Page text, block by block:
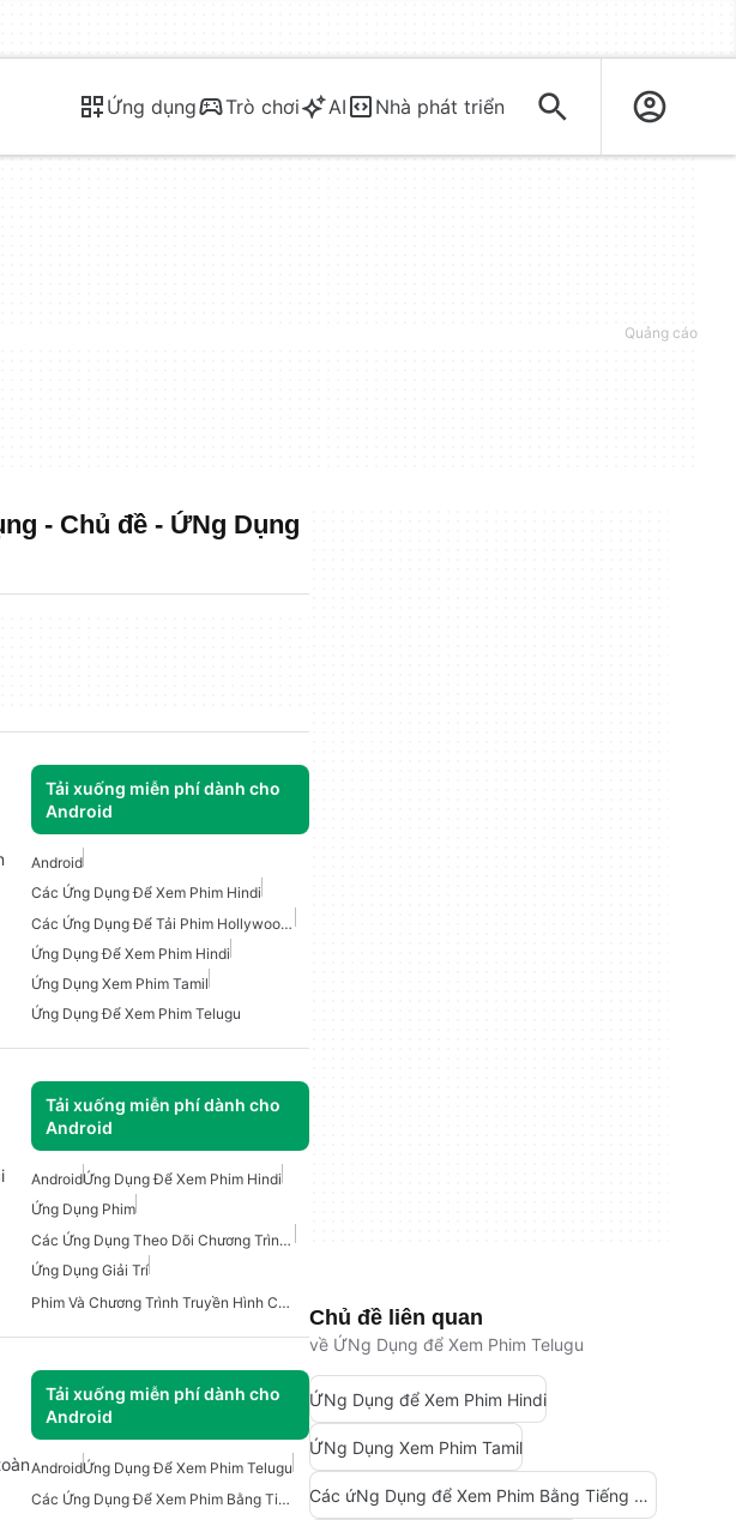
Ứng dụng Trò chơi AI Nhà phát triển
- Chủ đề - ỨNg Dụng
Tải xuống miễn phí dành cho
Android
Android
Các Ứng Dụng Để Xem Phim Hindi
Các Ứng Dụng Để Tải Phim Hollywood Và Bollywood
Ứng Dụng Để Xem Phim Hindi
Ứng Dụng Xem Phim Tamil
Ứng Dụng Để Xem Phim Telugu
Tải xuống miễn phí dành cho
Android
AndroidỨng Dụng Để Xem Phim Hindi
Ứng Dụng Phim
Các Ứng Dụng Theo Dõi Chương Trình TV Và Phim.
Ứng Dụng Giải Trí
Phim Và Chương Trình Truyền Hình Cho Android
Tải xuống miễn phí dành cho
Android
AndroidỨng Dụng Để Xem Phim Telugu
Các Ứng Dụng Để Xem Phim Bằng Tiếng Telugu
Chủ đề liên quan
về ỨNg Dụng để Xem Phim Telugu
ỨNg Dụng để Xem Phim Hindi
ỨNg Dụng Xem Phim Tamil
Các ứNg Dụng để Xem Phim Bằng Tiếng Telugu